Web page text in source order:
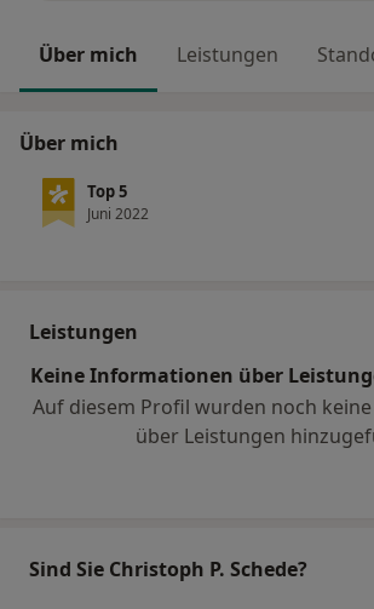
Über mich Leistungen
Über mich
Top 5
Juni 2022
Leistungen
Keine Informationen über
Auf diesem Profil wurden noch
über Leistungen
Sind Sie Christoph P. Schede?